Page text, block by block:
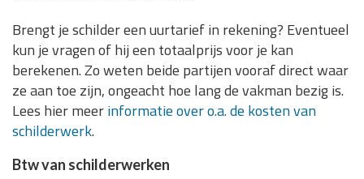
Brengt je schilder een uurtarief in rekening? Eventueel
kun je vragen of hij een totaalprijs voor je kan
berekenen. Zo weten beide partijen vooraf direct waar
ze aan toe zijn, ongeacht hoe lang de vakman bezig is.
Lees hier meerinformatie over o.a. de kosten van
schilderwerk.
Btw van schilderwerken